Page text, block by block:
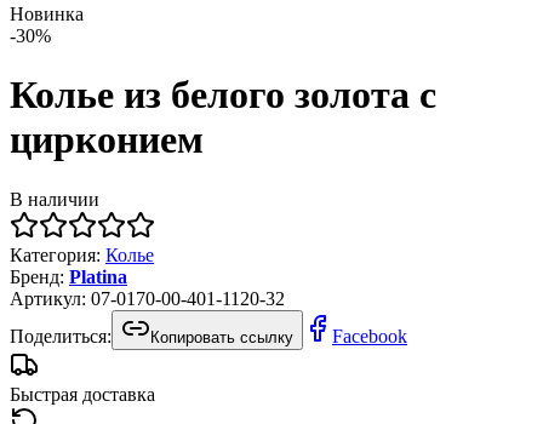
Новинка
-30%
Колье из белого золота с
цирконием
В наличии
Категория: Колье
Бренд: Platina
Артикул: 07-0170-00-401-1120-32
Поделиться:
Копировать ссылку Facebook
Быстрая доставка